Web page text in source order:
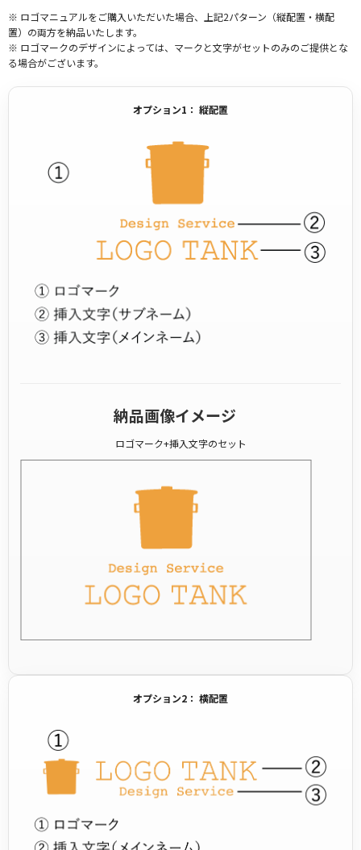
※ ロゴマニュアルをご購入いただいた場合、上記2パターン（縦配置・横配
置）の両方を納品いたします。
※ ロゴマークのデザインによっては、マークと文字がセットのみのご提供とな
る場合がございます。
オプション1： 縦配置
納品画像イメージ
ロゴマーク+挿入文字のセット
オプション2： 横配置